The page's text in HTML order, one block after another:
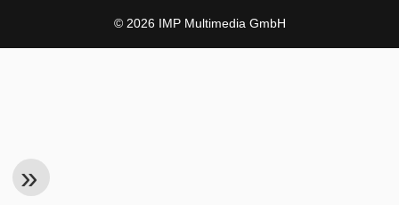
© 2026 IMP Multimedia GmbH